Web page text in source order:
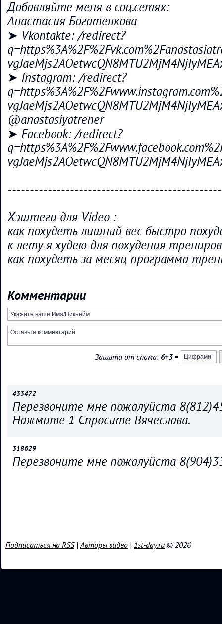
Добавляйте меня в соц.сетях:
Анастасия Богатенкова
➤ Vkontakte: /redirect?
➤ Instagram: /redirect?
@anastasiyatrener
➤ Facebook: /redirect?
Хэштеги для Video :
как похудеть лишний вес быстро
к лету я худею для похудения
как похудеть за месяц программа
Комментарии
Защита от спама: 6+3=
433472
Перезвоните мне пожалуйста
Нажмите 1 Спросите Вячеслава.
318629
Перезвоните мне пожалуйста
Подписаться на RSS|Авторы видео | 1st-day.ru © 2026